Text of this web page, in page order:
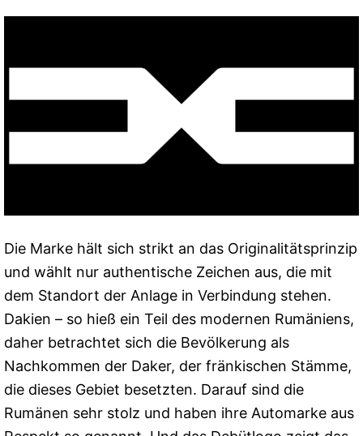
Die Marke hält sich strikt an das Originalitätsprinzip
und wählt nur authentische Zeichen aus, die mit
dem Standort der Anlage in Verbindung stehen.
Dakien – so hieß ein Teil des modernen Rumäniens,
daher betrachtet sich die Bevölkerung als
Nachkommen der Daker, der fränkischen Stämme,
die dieses Gebiet besetzten. Darauf sind die
Rumänen sehr stolz und haben ihre Automarke aus